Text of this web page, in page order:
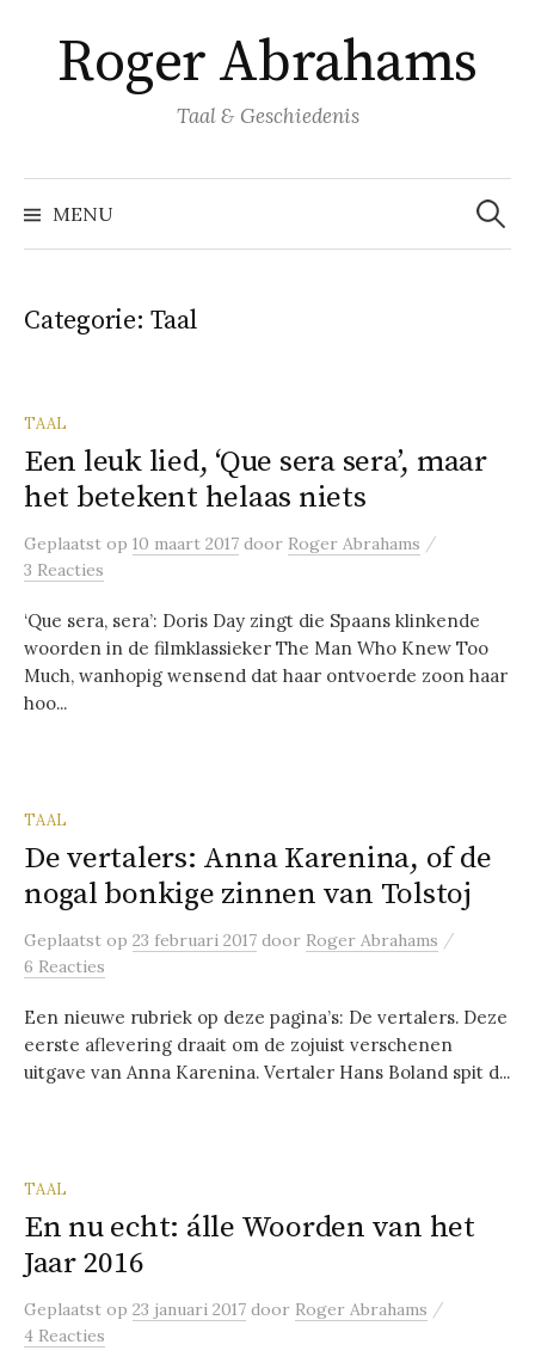
inhoud
springen
Roger Abrahams
Taal & Geschiedenis
MENU
Zoeken
naar:
Categorie: Taal
TAAL
Een leuk lied, ‘Que sera sera’, maar
het betekent helaas niets
Geplaatst op 10 maart 2017 door Roger Abrahams /
3 Reacties
‘Que sera, sera’: Doris Day zingt die Spaans klinkende
woorden in de filmklassieker The Man Who Knew Too
Much, wanhopig wensend dat haar ontvoerde zoon haar
hoo...
TAAL
De vertalers: Anna Karenina, of de
nogal bonkige zinnen van Tolstoj
Geplaatst op 23 februari 2017 door Roger Abrahams /
6 Reacties
Een nieuwe rubriek op deze pagina’s: De vertalers. Deze
eerste aflevering draait om de zojuist verschenen
uitgave van Anna Karenina. Vertaler Hans Boland spit d...
TAAL
En nu echt: álle Woorden van het
Jaar 2016
Geplaatst op 23 januari 2017 door Roger Abrahams /
4 Reacties